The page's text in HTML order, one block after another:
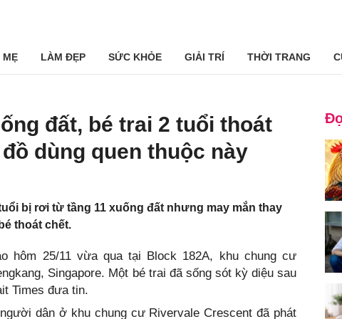
MẸ LÀM ĐẸP SỨC KHỎE GIẢI TRÍ THỜI TRANG
đất, bé trai 2 tuổi thoát
dùng quen thuộc này
bị rơi từ tầng 11 xuống đất nhưng may mắn thay
thoát chết.
hôm 25/11 vừa qua tại Block 182A, khu chung cư
Singapore. Một bé trai đã sống sót kỳ diệu sau
Times đưa tin.
dân ở khu chung cư Rivervale Crescent đã phát